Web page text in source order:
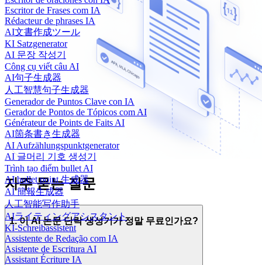
Escritor de Frases com IA
Rédacteur de phrases IA
AI文書作成ツール
KI Satzgenerator
AI 문장 작성기
Công cụ viết câu AI
AI句子生成器
人工智慧句子生成器
Generador de Puntos Clave con IA
Gerador de Pontos de Tópicos com AI
Générateur de Points de Faits AI
AI箇条書き生成器
AI Aufzählungspunktgenerator
AI 글머리 기호 생성기
Trình tạo điểm bullet AI
AI bullet point 生成器
AI 簡報生成器
人工智能写作助手
AIライティングアシスタント
KI-Schreibassistent
Assistente de Redação com IA
Asistente de Escritura AI
Assistant Écriture IA
자주 묻는 질문
1. 이 AI 논문 단락 생성기가 정말 무료인가요?